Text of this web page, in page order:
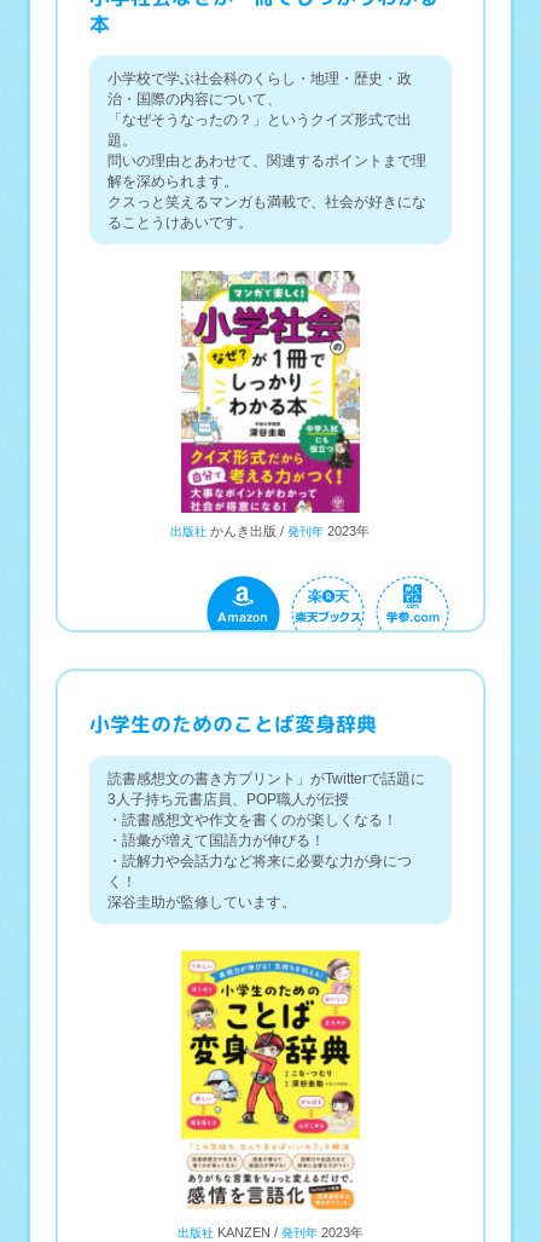
本
小学校で学ぶ社会科のくらし・地理・歴史・政
治・国際の内容について、
「なぜそうなったの？」というクイズ形式で出
題。
問いの理由とあわせて、関連するポイントまで理
解を深められます。
クスっと笑えるマンガも満載で、社会が好きにな
ることうけあいです。
出版社 かんき出版 発刊年 2023年
小学生のためのことば変身辞典
読書感想文の書き方プリント」がTwitterで話題に
3人子持ち元書店員、POP職人が伝授
・読書感想文や作文を書くのが楽しくなる！
・語彙が増えて国語力が伸びる！
・読解力や会話力など将来に必要な力が身につ
く！
深谷圭助が監修しています。
出版社 KANZEN 発刊年 2023年